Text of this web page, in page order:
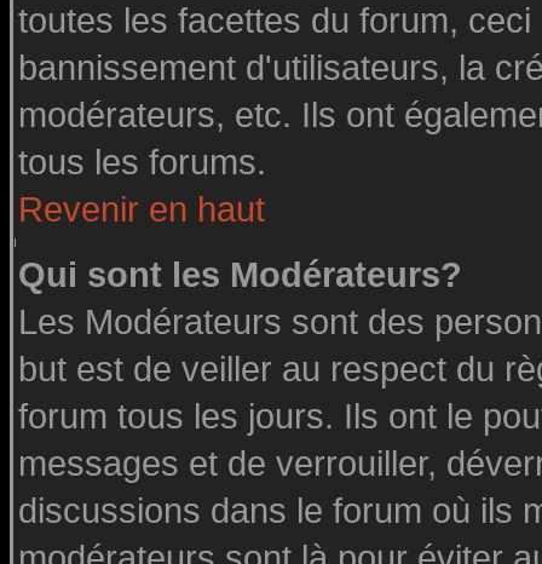
toutes les facettes du forum,
bannissement d'utilisateurs, la
modérateurs, etc. Ils ont
tous les forums.
Revenir en haut
Qui sont les Modérateurs?
Les Modérateurs sont des
but est de veiller au respect du
forum tous les jours. Ils ont le
messages et de verrouiller,
discussions dans le forum où ils